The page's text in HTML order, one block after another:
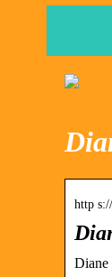
http
Diane